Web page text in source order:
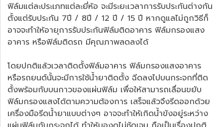
ฟิล์มแต่ละประเภทแต่ละยี่ห้อ จะมีระยะเวลาการรับประกันต่างกัน
ตั้งแต่รับประกัน 7ปี / 8ปี / 12 ปี / 15 ปี หากดูแลไม่ถูกวิธีก็
อาจจะทำให้อายุการรับประกันฟิล์มติดอาคาร ฟิล์มกรองแสง
อาคาร หรือฟิล์มติดรถ มีคุณภาพลดลงได้
โดยปกติแล้วเวลาติดตั้งฟิล์มอาคาร ฟิล์มกรองแสงอาคาร
หรือรถยนต์นั้นจะมีการใช้น้ำยาติดตั้ง ฉีดลงไปบนกระจกที่ติด
ตั้งพร้อมกับบนกาวของแผ่นฟิล์ม เพื่อให้สามารถเลื่อนขยับ
ฟิล์มกรองแสงได้ตามความต้องการ เสร็จแล้วจึงรีดออกด้วย
เครื่องมือรีดน้ำยาแบบต่างๆ อาจจะทำให้เกิดน้ำขังอยู่ระหว่าง